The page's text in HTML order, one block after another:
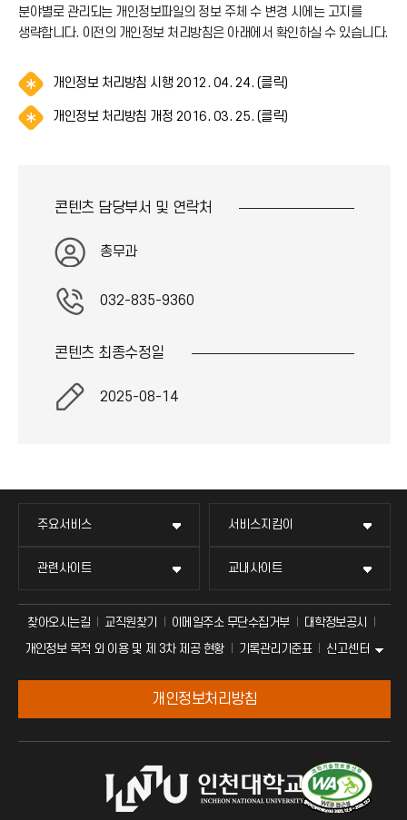
분야별로 관리되는 개인정보파일의 정보 주체 수 변경 시에는 고지를
생략합니다. 이전의 개인정보 처리방침은 아래에서 확인하실 수 있습니다.
개인정보 처리방침 시행 2012. 04. 24. (클릭)알
(
개인정보 처리방침 개정 2016. 03. 25. (클릭)알
이
콘텐츠 담당부서 및 연락처
총무과
032-835-9360
콘텐츠 최종수정일
2025-08-14
주요서비스 서비스지킴이
관련사이트 교내사이트
찾아오시는길 교직원찾기 이메일주소 무단수집거부
대학정보공시
개인정보 목적 외 이용 및 제 3차 제공 현황
기록관리기준표 신고센터
개인정보처리방침